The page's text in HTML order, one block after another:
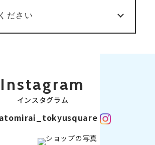
Instagram
インスタグラム